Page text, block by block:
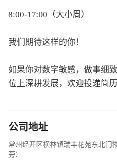
8:00-17:00（大小周）
我们期待这样的你！
如果你对数字敏感，做事细
位上深耕发展，欢迎投递简历
公司地址
常州经开区横林镇瑞丰花苑东北门
旁）